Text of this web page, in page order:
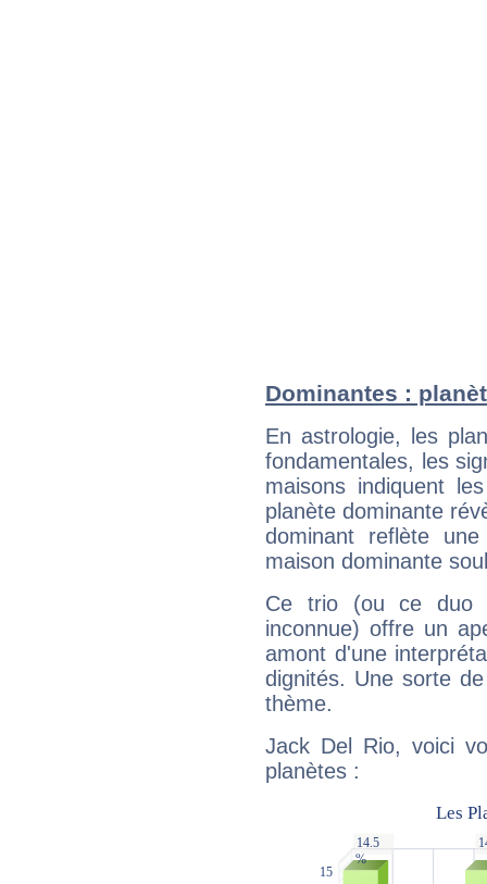
Dominantes :
En astrologie, les
fondamentales, les
maisons indiquent
planète dominante
dominant reflète
maison dominante
Ce trio (ou ce duo
inconnue) offre un
amont d'une
dignités. Une sorte
thème.
Jack Del Rio, voici
planètes :